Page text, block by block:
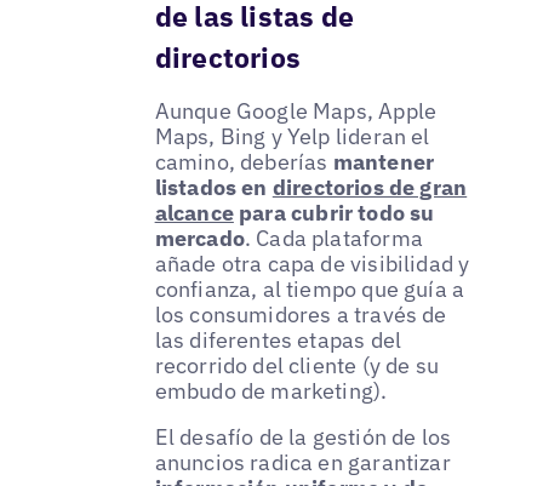
de las listas de
directorios
Aunque Google Maps, Apple
Maps, Bing y Yelp lideran el
camino, deberías mantener
listados en directorios de gran
alcance para cubrir todo su
mercado. Cada plataforma
añade otra capa de visibilidad y
confianza, al tiempo que guía a
los consumidores a través de
las diferentes etapas del
recorrido del cliente (y de su
embudo de marketing).
El desafío de la gestión de los
anuncios radica en garantizar